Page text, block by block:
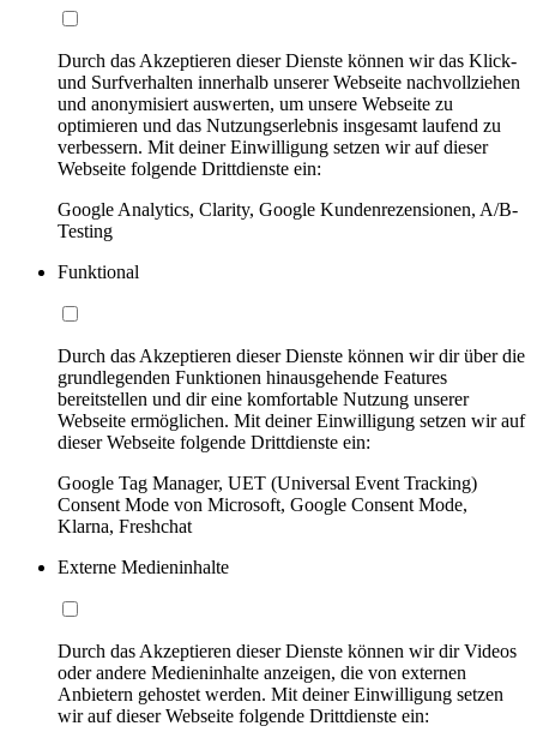
Durch das Akzeptieren dieser Dienste können wir das Klick-
und Surfverhalten innerhalb unserer Webseite nachvollziehen
und anonymisiert auswerten, um unsere Webseite zu
optimieren und das Nutzungserlebnis insgesamt laufend zu
verbessern. Mit deiner Einwilligung setzen wir auf dieser
Webseite folgende Drittdienste ein:
Google Analytics, Clarity, Google Kundenrezensionen, A/B-
Testing
Funktional
Durch das Akzeptieren dieser Dienste können wir dir über die
grundlegenden Funktionen hinausgehende Features
bereitstellen und dir eine komfortable Nutzung unserer
Webseite ermöglichen. Mit deiner Einwilligung setzen wir auf
dieser Webseite folgende Drittdienste ein:
Google Tag Manager, UET (Universal Event Tracking)
Consent Mode von Microsoft, Google Consent Mode,
Klarna, Freshchat
Externe Medieninhalte
Durch das Akzeptieren dieser Dienste können wir dir Videos
oder andere Medieninhalte anzeigen, die von externen
Anbietern gehostet werden. Mit deiner Einwilligung setzen
wir auf dieser Webseite folgende Drittdienste ein: